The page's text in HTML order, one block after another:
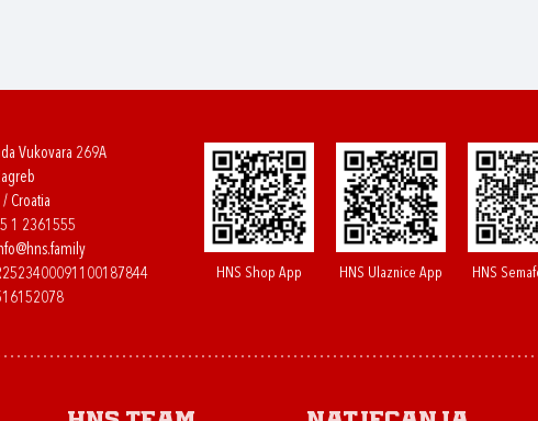
Vukovara 269A
Croatia
1 2361555
HNS Shop App HNS Ulaznice App HNS